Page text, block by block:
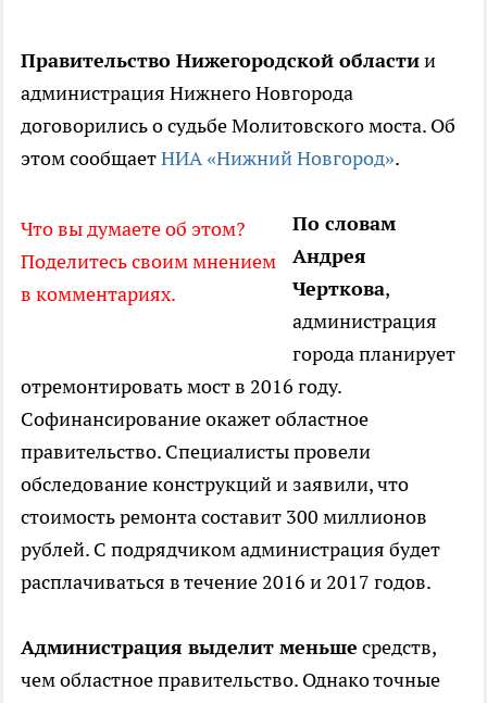
Правительство Нижегородской областии
администрация Нижнего Новгорода
договорились о судьбе Молитовского моста. Об
этом сообщаетНИА «Нижний Новгород».
Что вы думаете об этом?
Поделитесь своим мнением
в комментариях.
По словам
Андрея
Черткова,
администрация
города планирует
отремонтировать мост в 2016 году.
Софинансирование окажет областное
правительство. Специалисты провели
обследование конструкций и заявили, что
стоимость ремонта составит 300 миллионов
рублей. С подрядчиком администрация будет
расплачиваться в течение 2016 и 2017 годов.
Администрация выделит меньше средств,
чем областное правительство. Однако точные